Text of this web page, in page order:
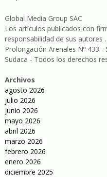
Global Media Group SAC
Los artículos publicados con
responsabilidad de sus autores .
Prolongación Arenales Nº 433 -
Sudaca - Todos los derechos
Archivos
agosto 2026
julio 2026
junio 2026
mayo 2026
abril 2026
marzo 2026
febrero 2026
enero 2026
diciembre 2025